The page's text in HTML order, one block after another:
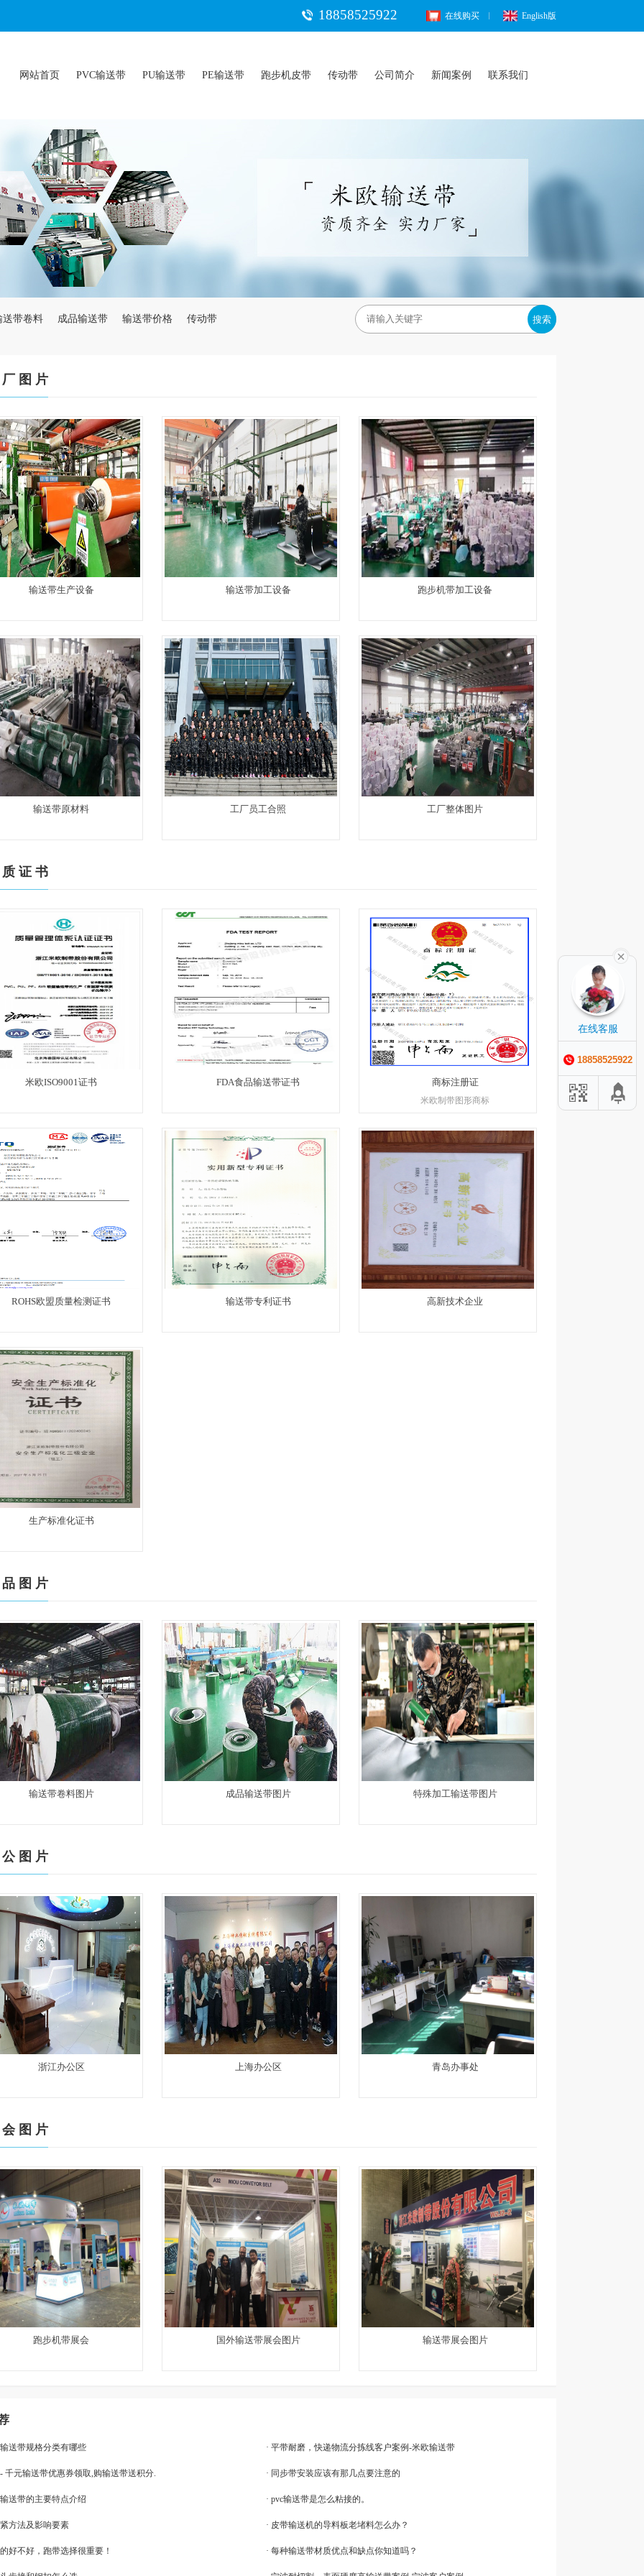
18858525922 在线购买 English版
网站首页 PVC输送带 PU输送带 PE输送带 跑步机皮带 传动带 公司简介 新闻案例 联系我们
送带卷料 成品输送带 输送带价格 传动带 搜索
图 片
输送带生产设备 输送带加工设备 跑步机带加工设备
输送带原材料 工厂员工合照 工厂整体图片
证 书
米欧ISO9001证书 FDA食品输送带证书 商标注册证
米欧制带图形商标
ROHS欧盟质量检测证书 输送带专利证书 高新技术企业
生产标准化证书
图 片
输送带卷料图片 成品输送带图片 特殊加工输送带图片
图 片
浙江办公区 上海办公区 青岛办事处
图 片
跑步机带展会 国外输送带展会图片 输送带展会图片
送带规格分类有哪些 · 平带耐磨，快递物流分拣线客户案例-米欧输送带
千元输送带优惠券领取,购输送带送积分. · 同步带安装应该有那几点要注意的
送带的主要特点介绍 · pvc输送带是怎么粘接的。
方法及影响要素 · 皮带输送机的导料板老堵料怎么办？
好不好，跑带选择很重要！ · 每种输送带材质优点和缺点你知道吗？
在线客服
18858525922